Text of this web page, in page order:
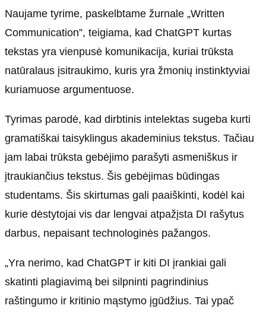
Naujame tyrime, paskelbtame žurnale „Written
Communication”, teigiama, kad ChatGPT kurtas
tekstas yra vienpusė komunikacija, kuriai trūksta
natūralaus įsitraukimo, kuris yra žmonių instinktyviai
kuriamuose argumentuose.
Tyrimas parodė, kad dirbtinis intelektas sugeba kurti
gramatiškai taisyklingus akademinius tekstus. Tačiau
jam labai trūksta gebėjimo parašyti asmeniškus ir
įtraukiančius tekstus. Šis gebėjimas būdingas
studentams. Šis skirtumas gali paaiškinti, kodėl kai
kurie dėstytojai vis dar lengvai atpažįsta DI rašytus
darbus, nepaisant technologinės pažangos.
„Yra nerimo, kad ChatGPT ir kiti DI įrankiai gali
skatinti plagiavimą bei silpninti pagrindinius
raštingumo ir kritinio mąstymo įgūdžius. Tai ypač